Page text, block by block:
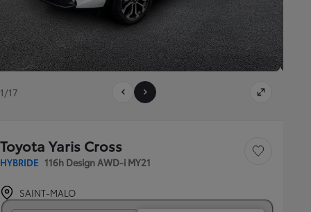
1/17
Toyota Yaris Cross
HYBRIDE 116h Design AWD-i MY21
Sauvegarder le
SAINT-MALO